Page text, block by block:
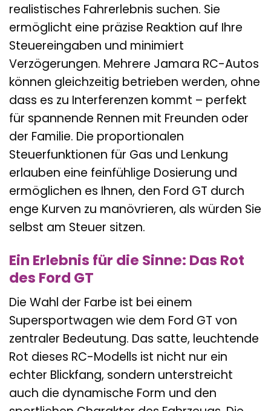
realistisches Fahrerlebnis suchen. Sie
ermöglicht eine präzise Reaktion auf Ihre
Steuereingaben und minimiert
Verzögerungen. Mehrere Jamara RC-Autos
können gleichzeitig betrieben werden, ohne
dass es zu Interferenzen kommt – perfekt
für spannende Rennen mit Freunden oder
der Familie. Die proportionalen
Steuerfunktionen für Gas und Lenkung
erlauben eine feinfühlige Dosierung und
ermöglichen es Ihnen, den Ford GT durch
enge Kurven zu manövrieren, als würden Sie
selbst am Steuer sitzen.
Ein Erlebnis für die Sinne: Das Rot
des Ford GT
Die Wahl der Farbe ist bei einem
Supersportwagen wie dem Ford GT von
zentraler Bedeutung. Das satte, leuchtende
Rot dieses RC-Modells ist nicht nur ein
echter Blickfang, sondern unterstreicht
auch die dynamische Form und den